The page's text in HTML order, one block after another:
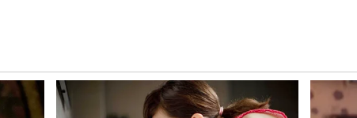
ಆತ ಬೇರೆಡೆ ಹೋಗಲು ಸಜ್ಜಾಗಿದ್ದಾಗ